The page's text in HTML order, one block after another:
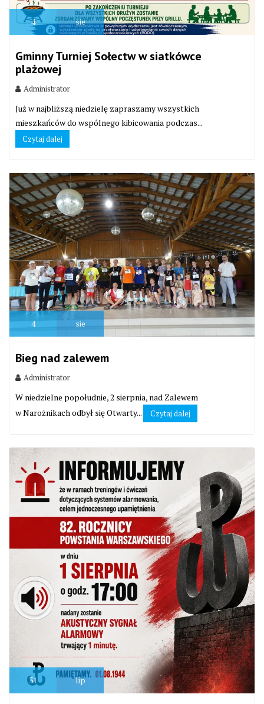
4 sie
Gminny Turniej Sołectw w siatkówce
plażowej
Administrator
Już w najbliższą niedzielę zapraszamy wszystkich
mieszkańców do wspólnego kibicowania podczas...
Czytaj dalej
4 sie
Bieg nad zalewem
Administrator
W niedzielne popołudnie, 2 sierpnia, nad Zalewem
w Narożnikach odbył się Otwarty...
Czytaj dalej
31 lip